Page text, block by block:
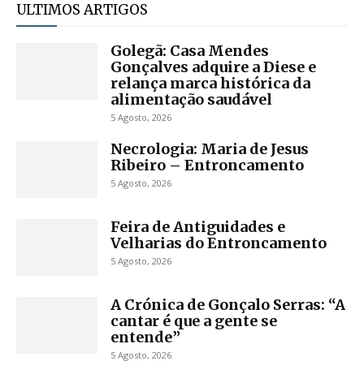
ULTIMOS ARTIGOS
Golegã: Casa Mendes
Gonçalves adquire a Diese e
relança marca histórica da
alimentação saudável
5 Agosto, 2026
Necrologia: Maria de Jesus
Ribeiro – Entroncamento
5 Agosto, 2026
Feira de Antiguidades e
Velharias do Entroncamento
5 Agosto, 2026
A Crónica de Gonçalo Serras: “A
cantar é que a gente se
entende”
5 Agosto, 2026